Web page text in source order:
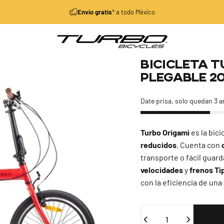
Envío gratis* a todo México
Turbo Bicycles
Bicicleta
Plegable
Date prisa, solo quedan 3
Turbo Origami es la
reducidos . Cuenta con
transporte o fácil
velocidadesyfrenos
con la eficiencia de una